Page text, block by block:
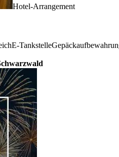
Hotel-Arrangement
E-Tankstelle